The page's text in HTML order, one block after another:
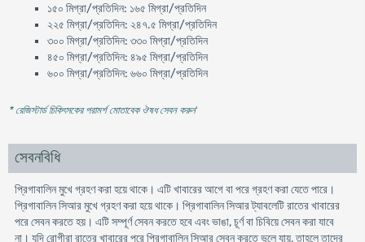
১৫০ মিগ্রা/প্রতিদিন: ১৬৫ মিগ্রা/প্রতিদিন
২২৫ মিগ্রা/প্রতিদিন: ২৪৭.৫ মিগ্রা/প্রতিদিন
৩০০ মিগ্রা/প্রতিদিন: ৩৩০ মিগ্রা/প্রতিদিন
৪৫০ মিগ্রা/প্রতিদিন: ৪৯৫ মিগ্রা/প্রতিদিন
৬০০ মিগ্রা/প্রতিদিন: ৬৬০ মিগ্রা/প্রতিদিন
* রেজিস্টার্ড চিকিৎসকের পরামর্শ মোতাবেক ঔষধ সেবন করুন'
সেবনবিধি
প্রিগাবালিন মুখে গ্রহণ করা হয়ে থাকে। এটি খাবারের আগে বা পরে গ্রহণ করা যেতে পারে।
প্রিগাবালিন সিআর মুখে গ্রহণ করা হয়ে থাকে। প্রিগাবালিন সিআর ট্যাবলেটি রাতের খাবারের
পরে সেবন করতে হয়। এটি সম্পূর্ণ সেবন করতে হবে এবং ভাঙা, চূর্ণ বা চিবিয়ে সেবন করা যাবে
না। যদি রোগীরা রাতের খাবারের পরে প্রিগাবালিন সিআর সেবন করতে ভুলে যায়, তাহলে তাদের